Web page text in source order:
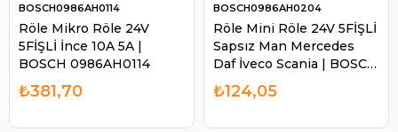
Röle Mikro Röle 24V
5FİŞLİ İnce 10A 5A |
BOSCH 0986AH0114
BOSCH0986AH0114
₺381,70
Röle Mini Röle 24V 5FİŞLİ
Sapsız Man Mercedes
Daf İveco Scania | BOSCH
0986AH0204
BOSCH0986AH0204
₺124,05